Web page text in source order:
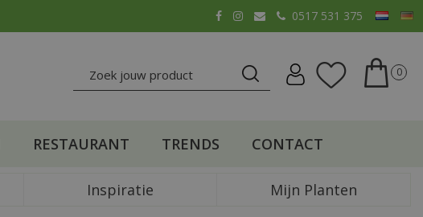
0517 531 375
RESTAURANT TRENDS CONTACT
Inspiratie Mijn Planten